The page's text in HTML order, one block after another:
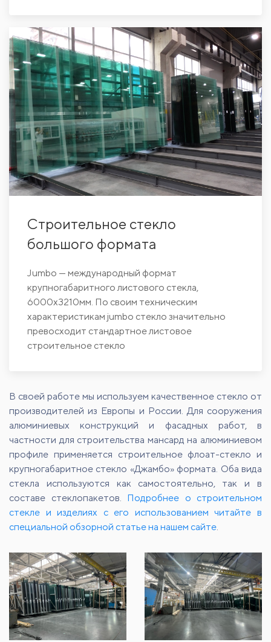
Строительное стекло
большого формата
Jumbo — международный формат
крупногабаритного листового стекла,
6000х3210мм. По своим техническим
характеристикам jumbo стекло значительно
превосходит стандартное листовое
строительное стекло
В своей работе мы используем качественное стекло от
производителей из Европы и России. Для сооружения
алюминиевых конструкций и фасадных работ, в
частности для строительства мансард на алюминиевом
профиле применяется строительное флоат-стекло и
крупногабаритное стекло «Джамбо» формата. Оба вида
стекла используются как самостоятельно, так и в
составе стеклопакетов. Подробнее о строительном
стекле и изделиях с его использованием читайте в
специальной обзорной статье на нашем сайте.